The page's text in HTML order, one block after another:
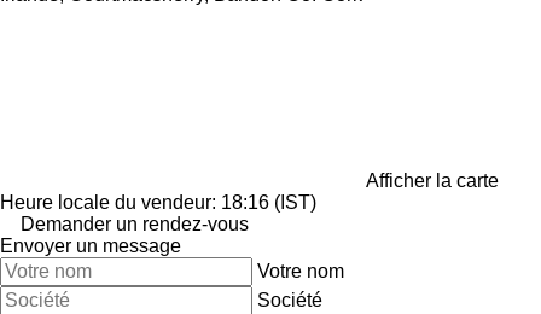
Afficher la carte
Heure locale du vendeur: 18:16 (IST)
Demander un rendez-vous
Envoyer un message
Votre nom
Société